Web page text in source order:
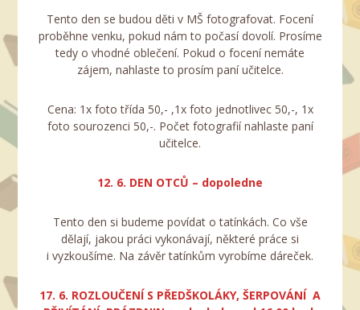
Tento den se budou děti v MŠ fotografovat. Focení
proběhne venku, pokud nám to počasí dovolí. Prosíme
tedy o vhodné oblečení. Pokud o focení nemáte
zájem, nahlaste to prosím paní učitelce.
Cena: 1x foto třída 50,- ,1x foto jednotlivec 50,-, 1x
foto sourozenci 50,-. Počet fotografií nahlaste paní
učitelce.
12. 6. DEN OTCŮ – dopoledne
Tento den si budeme povídat o tatínkách. Co vše
dělají, jakou práci vykonávají, některé práce si
i vyzkoušíme. Na závěr tatínkům vyrobíme dáreček.
17. 6. ROZLOUČENÍ S PŘEDŠKOLÁKY, ŠERPOVÁNÍ A